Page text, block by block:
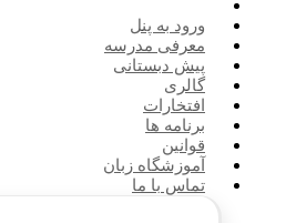
ورود به پنل
معرفی مدرسه
پیش دبستانی
گالری
افتخارات
برنامه ها
قوانین
آموزشگاه زبان
تماس با ما